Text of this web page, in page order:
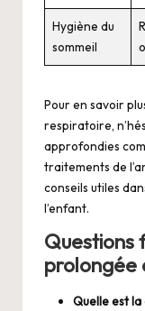
Hygiène du
sommeil
Pour en savoir
respiratoire,
approfondies
traitements de
conseils utiles
l’enfant.
Questions
prolongée
Quelle est la